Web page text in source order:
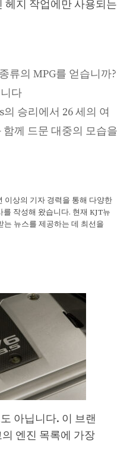
헤지 작업에만 사용되는
류의 MPG를 얻습니까?
다
승리에서 26 세의 여
께 드문 대중의 모습을
이상의 기자 경력을 통해 다양한
작성해 왔습니다. 현재 KJT뉴
는 뉴스를 제공하는 데 최선을
아닙니다. 이 브랜
엔진 목록에 가장